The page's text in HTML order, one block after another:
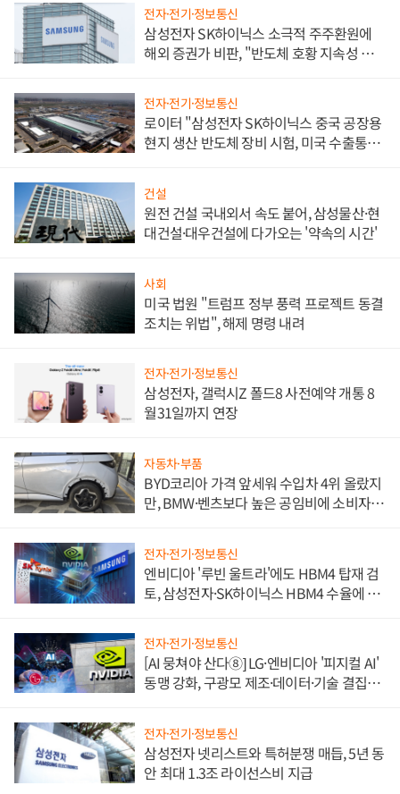
전자·전기·정보통신
삼성전자 SK하이닉스 소극적 주주환원에
해외 증권가 비판, "반도체 호황 지속성 의
전자·전기·정보통신
로이터 "삼성전자 SK하이닉스 중국 공장용
현지 생산 반도체 장비 시험, 미국 수출통제
건설
원전 건설 국내외서 속도 붙어, 삼성물산·현
대건설·대우건설에 다가오는 '약속의 시간'
사회
미국 법원 "트럼프 정부 풍력 프로젝트 동결
조치는 위법", 해제 명령 내려
전자·전기·정보통신
삼성전자, 갤럭시Z 폴드8 사전예약 개통 8
월31일까지 연장
자동차·부품
BYD코리아 가격 앞세워 수입차 4위 올랐지
만, BMW·벤츠보다 높은 공임비에 소비자
전자·전기·정보통신
엔비디아 '루빈 울트라'에도 HBM4 탑재 검
토, 삼성전자·SK하이닉스 HBM4 수율에 주
전자·전기·정보통신
[AI 뭉쳐야 산다⑧] LG·엔비디아 '피지컬 AI'
동맹 강화, 구광모 제조·데이터·기술 결집
전자·전기·정보통신
삼성전자 넷리스트와 특허분쟁 매듭, 5년 동
안 최대 1.3조 라이선스비 지급